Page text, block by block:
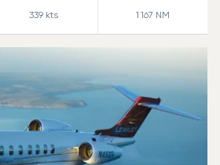
339kts 1 167 NM